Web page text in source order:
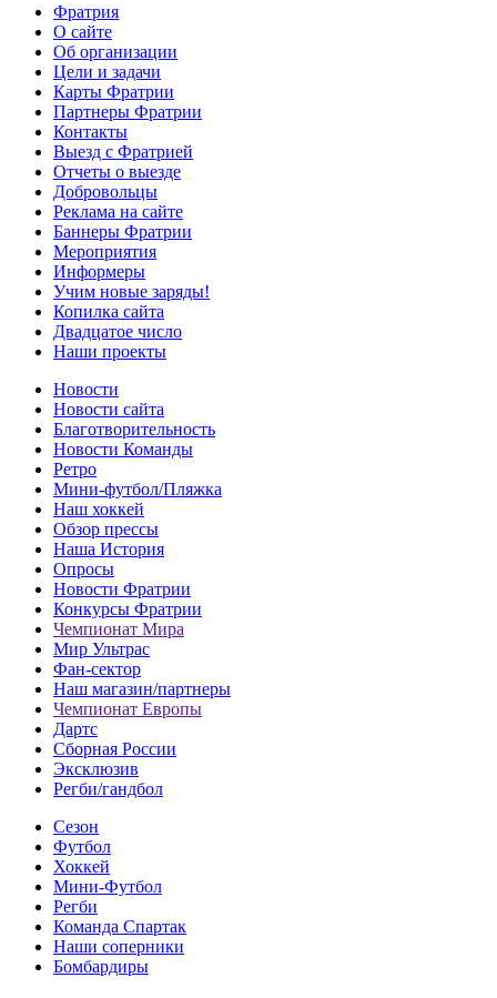
Фратрия
О сайте
Об организации
Цели и задачи
Карты Фратрии
Партнеры Фратрии
Контакты
Выезд с Фратрией
Отчеты о выезде
Добровольцы
Реклама на сайте
Баннеры Фратрии
Мероприятия
Информеры
Учим новые заряды!
Копилка сайта
Двадцатое число
Наши проекты
Новости
Новости сайта
Благотворительность
Новости Команды
Ретро
Мини-футбол/Пляжка
Наш хоккей
Обзор прессы
Наша История
Опросы
Новости Фратрии
Конкурсы Фратрии
Чемпионат Мира
Мир Ультрас
Фан-cектор
Наш магазин/партнеры
Чемпионат Европы
Дартс
Сборная России
Эксклюзив
Регби/гандбол
Сезон
Футбол
Хоккей
Мини-Футбол
Регби
Команда Спартак
Наши соперники
Бомбардиры